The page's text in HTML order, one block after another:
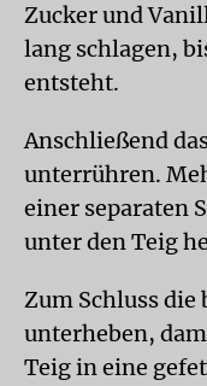
Zucker und
lang schlagen,
entsteht.
Anschließend
unterrühren.
einer separaten
unter den Teig
Zum Schluss
unterheben,
Teig in eine